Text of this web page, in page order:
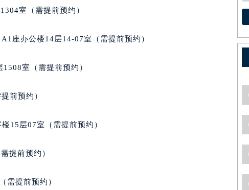
层1707室（需提前预约）
楼2002室（需提前预约）
写字楼21层2102室（需提前预约）
务中心（需提前预约）
（需提前预约）
心（需提前预约）
心（需提前预约）
室（需提前预约）
座办公楼14层14-07室（需提前预约）
室（需提前预约）
前预约）
15层07室（需提前预约）
提前预约）
需提前预约）